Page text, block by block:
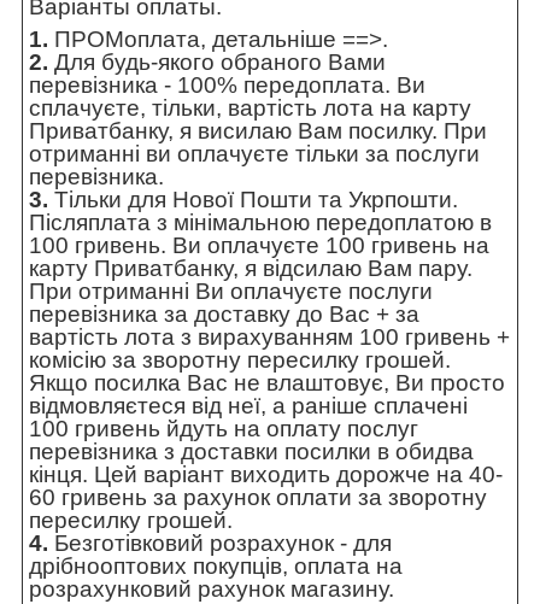
Варіанты оплаты.
1. ПРОМоплата, детальніше ==>.
2. Для будь-якого обраного Вами
перевізника - 100% передоплата. Ви
сплачуєте, тільки, вартість лота на карту
Приватбанку, я висилаю Вам посилку. При
отриманні ви оплачуєте тільки за послуги
перевізника.
3. Тільки для Нової Пошти та Укрпошти.
Післяплата з мінімальною передоплатою в
100 гривень. Ви оплачуєте 100 гривень на
карту Приватбанку, я відсилаю Вам пару.
При отриманні Ви оплачуєте послуги
перевізника за доставку до Вас + за
вартість лота з вирахуванням 100 гривень +
комісію за зворотну пересилку грошей.
Якщо посилка Вас не влаштовує, Ви просто
відмовляєтеся від неї, а раніше сплачені
100 гривень йдуть на оплату послуг
перевізника з доставки посилки в обидва
кінця. Цей варіант виходить дорожче на 40-
60 гривень за рахунок оплати за зворотну
пересилку грошей.
4. Безготівковий розрахунок - для
дрібнооптових покупців, оплата на
розрахунковий рахунок магазину.